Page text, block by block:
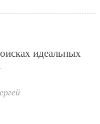
идеальных